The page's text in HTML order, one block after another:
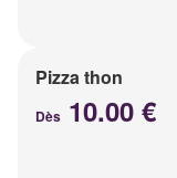
Pizza thon
Dès 10.00 €